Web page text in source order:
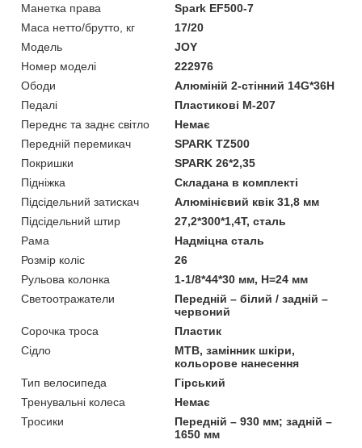
Манетка права
Spark EF500-7
Маса нетто/брутто, кг
17/20
Мoдель
JOY
Номер моделі
222976
Ободи
Алюміній 2-стінний 14G*36H
Педалі
Пластикові М-207
Переднє та заднє світло
Немає
Передній перемикач
SPARK TZ500
Покришки
SPARK 26*2,35
Підніжка
Складана в комплекті
Підсідельний затискач
Алюмінієвий квік 31,8 мм
Підсідельний штир
27,2*300*1,4T, сталь
Рама
Надміцна сталь
Розмір коліс
26
Рульова колонка
1-1/8*44*30 мм, H=24 мм
Светоотражатели
Передній – білий / задній –
червоний
Сорочка троса
Пластик
Сідло
MTB, замінник шкіри,
кольорове нанесення
Тип велосипеда
Гірський
Тренувальні колеса
Немає
Тросики
Передній – 930 мм; задній –
1650 мм